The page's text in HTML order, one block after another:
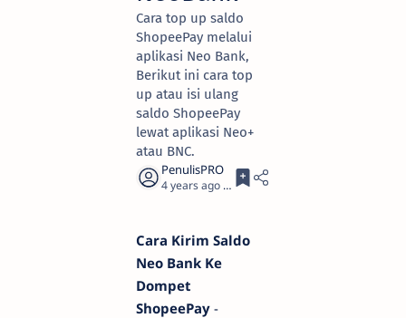
Cara top up saldo
ShopeePay melalui
aplikasi Neo Bank,
Berikut ini cara top
up atau isi ulang
saldo ShopeePay
lewat aplikasi Neo+
atau BNC.
4 years ago 11
Cara Kirim Saldo
Neo Bank Ke
Dompet
ShopeePay -